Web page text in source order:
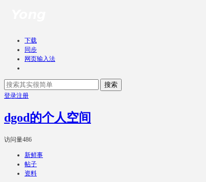
下载
同步
网页输入法
搜索
登录注册
dgod的个人空间
访问量486
新鲜事
帖子
资料